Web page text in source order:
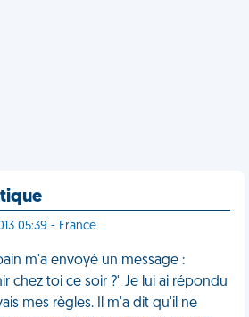
05:39 - France
m'a envoyé un message :
chez toi ce soir ?" Je lui ai répondu
mes règles. Il m'a dit qu'il ne